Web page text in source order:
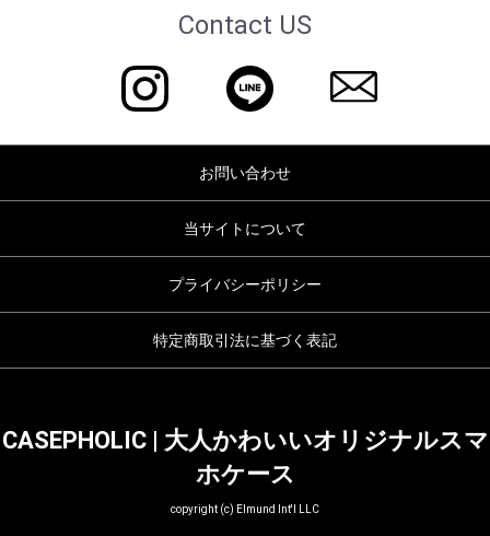
Contact US
お問い合わせ
当サイトについて
プライバシーポリシー
特定商取引法に基づく表記
CASEPHOLIC | 大人かわいいオリジナルスマ
ホケース
copyright (c) Elmund Int'l LLC